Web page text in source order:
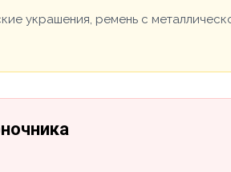
украшения, ремень с